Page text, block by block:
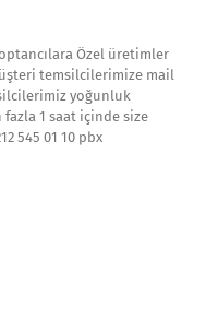
Özel üretimler
temsilcilerimize mail
yoğunluk
1 saat içinde size
545 01 10 pbx